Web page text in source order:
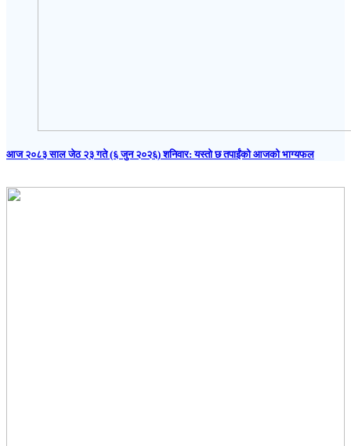
आज २०८३ साल जेठ २३ गते (६ जुन २०२६) शनिवार: यस्तो छ तपाईंको आजको भाग्यफल